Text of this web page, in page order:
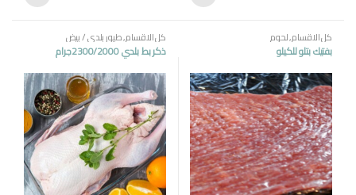
كل الاقسام,لحوم
بفتيك بتلو للكيلو
كل الاقسام,طيور بلدي / بيض
ذكر بط بلدي 2300/2000جرام